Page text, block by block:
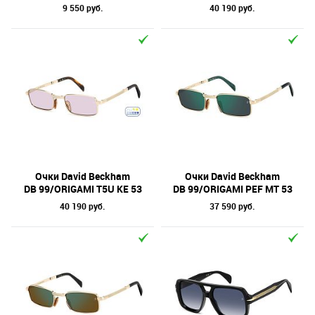
9 550 руб. 40 190 руб.
Очки David Beckham
DB 99/ORIGAMI T5U KE 53
40 190 руб.
Очки David Beckham
DB 99/ORIGAMI PEF MT 53
37 590 руб.